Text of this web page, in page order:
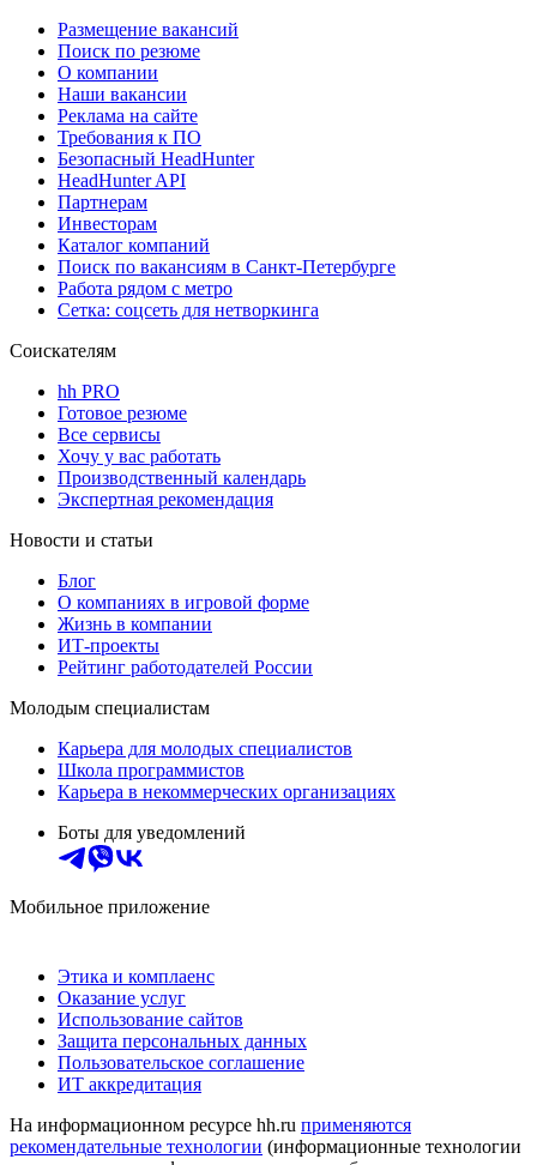
Размещение вакансий
Поиск по резюме
О компании
Наши вакансии
Реклама на сайте
Требования к ПО
Безопасный HeadHunter
HeadHunter API
Партнерам
Инвесторам
Каталог компаний
Поиск по вакансиям в Санкт-Петербурге
Работа рядом с метро
Сетка: соцсеть для нетворкинга
Соискателям
hh PRO
Готовое резюме
Все сервисы
Хочу у вас работать
Производственный календарь
Экспертная рекомендация
Новости и статьи
Блог
О компаниях в игровой форме
Жизнь в компании
ИТ-проекты
Рейтинг работодателей России
Молодым специалистам
Карьера для молодых специалистов
Школа программистов
Карьера в некоммерческих организациях
Боты для уведомлений
Мобильное приложение
Этика и комплаенс
Оказание услуг
Использование сайтов
Защита персональных данных
Пользовательское соглашение
ИТ аккредитация
На информационном ресурсе hh.ru применяются
рекомендательные технологии (информационные технологии